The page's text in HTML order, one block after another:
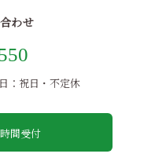
わせ
：祝日・不定休
間受付